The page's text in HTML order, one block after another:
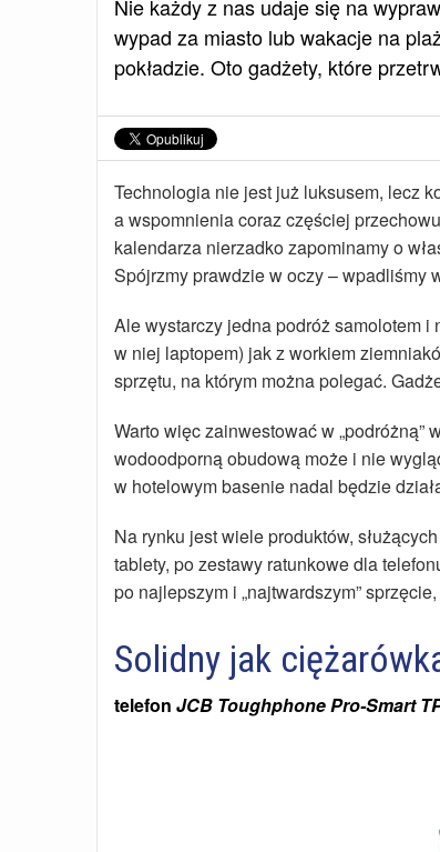
Nie każdy z nas udaje się na
wypad za miasto lub wakacje na
pokładzie. Oto gadżety, które
Technologia nie jest już luksusem, lecz
a wspomnienia coraz częściej
kalendarza nierzadko zapominamy o
Spójrzmy prawdzie w oczy – wpadliśmy
Ale wystarczy jedna podróż samolotem
w niej laptopem) jak z workiem
sprzętu, na którym można polegać.
Warto więc zainwestować w
wodoodporną obudową może i nie
w hotelowym basenie nadal będzie
Na rynku jest wiele produktów,
tablety, po zestawy ratunkowe dla
po najlepszym i „najtwardszym”
Solidny jak
telefon JCB Toughphone Pro-Smart